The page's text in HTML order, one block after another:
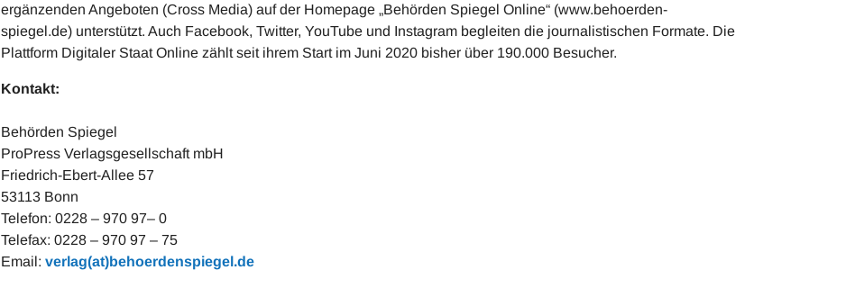
ergänzenden Angeboten (Cross Media) auf der Homepage „Behörden Spiegel Online“ (www.behoerden-
spiegel.de) unterstützt. Auch Facebook, Twitter, YouTube und Instagram begleiten die journalistischen Formate. Die
Plattform Digitaler Staat Online zählt seit ihrem Start im Juni 2020 bisher über 190.000 Besucher.
Kontakt:
Behörden Spiegel
ProPress Verlagsgesellschaft mbH
Friedrich-Ebert-Allee 57
53113 Bonn
Telefon: 0228 – 970 97– 0
Telefax: 0228 – 970 97 – 75
Email: verlag(at)behoerdenspiegel.de